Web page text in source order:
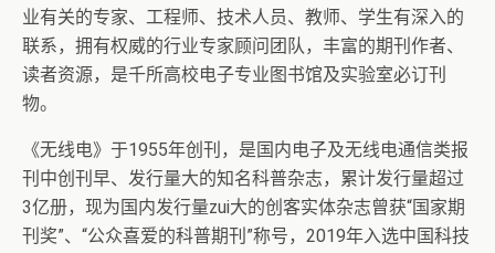
业有关的专家、工程师、技术人员、教师、学生有深入的
联系，拥有权威的行业专家顾问团队，丰富的期刊作者、
读者资源，是千所高校电子专业图书馆及实验室必订刊
物。
《无线电》于1955年创刊，是国内电子及无线电通信类报
刊中创刊早、发行量大的知名科普杂志，累计发行量超过
3亿册，现为国内发行量zui大的创客实体杂志曾获“国家期
刊奖”、“公众喜爱的科普期刊”称号，2019年入选中国科技